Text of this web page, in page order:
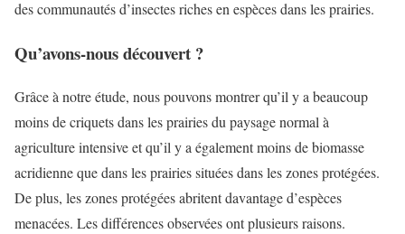
des communautés d’insectes riches en espèces dans les prairies.
Qu’avons-nous découvert ?
Grâce à notre étude, nous pouvons montrer qu’il y a beaucoup
moins de criquets dans les prairies du paysage normal à
agriculture intensive et qu’il y a également moins de biomasse
acridienne que dans les prairies situées dans les zones protégées.
De plus, les zones protégées abritent davantage d’espèces
menacées. Les différences observées ont plusieurs raisons.